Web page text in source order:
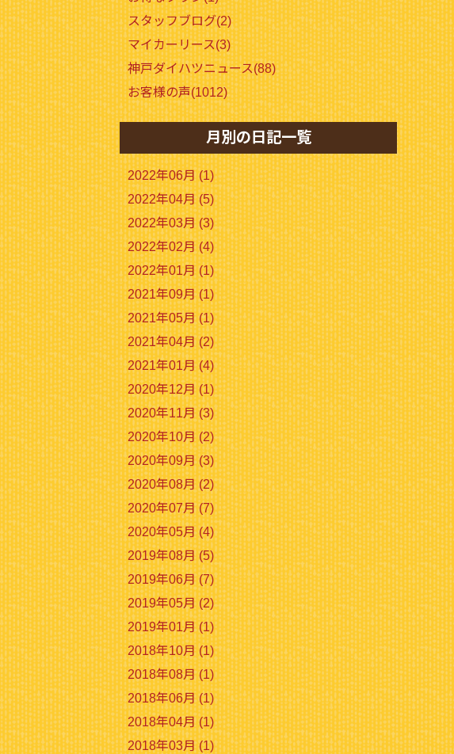
スタッフブログ(2)
マイカーリース(3)
神戸ダイハツニュース(88)
お客様の声(1012)
月別の日記一覧
2022年06月 (1)
2022年04月 (5)
2022年03月 (3)
2022年02月 (4)
2022年01月 (1)
2021年09月 (1)
2021年05月 (1)
2021年04月 (2)
2021年01月 (4)
2020年12月 (1)
2020年11月 (3)
2020年10月 (2)
2020年09月 (3)
2020年08月 (2)
2020年07月 (7)
2020年05月 (4)
2019年08月 (5)
2019年06月 (7)
2019年05月 (2)
2019年01月 (1)
2018年10月 (1)
2018年08月 (1)
2018年06月 (1)
2018年04月 (1)
2018年03月 (1)